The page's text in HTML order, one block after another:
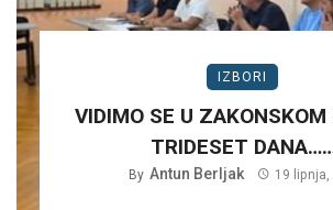
IZBORI
VIDIMO SE U ZAKONSKOM
TRIDESET
By Antun Berljak 19 lipnja,